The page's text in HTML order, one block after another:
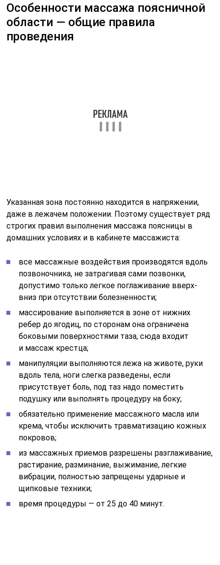
Особенности массажа поясничной
области — общие правила
проведения
Указанная зона постоянно находится в напряжении,
даже в лежачем положении. Поэтому существует ряд
строгих правил выполнения массажа поясницы в
домашних условиях и в кабинете массажиста:
все массажные воздействия производятся вдоль
позвоночника, не затрагивая сами позвонки,
допустимо только легкое поглаживание вверх-
вниз при отсутствии болезненности;
массирование выполняется в зоне от нижних
ребер до ягодиц, по сторонам она ограничена
боковыми поверхностями таза, сюда входит
и массаж крестца;
манипуляции выполняются лежа на животе, руки
вдоль тела, ноги слегка разведены, если
присутствует боль, под таз надо поместить
подушку или выполнять процедуру на боку;
обязательно применение массажного масла или
крема, чтобы исключить травматизацию кожных
покровов;
из массажных приемов разрешены разглаживание,
растирание, разминание, выжимание, легкие
вибрации, полностью запрещены ударные и
щипковые техники;
время процедуры — от 25 до 40 минут.